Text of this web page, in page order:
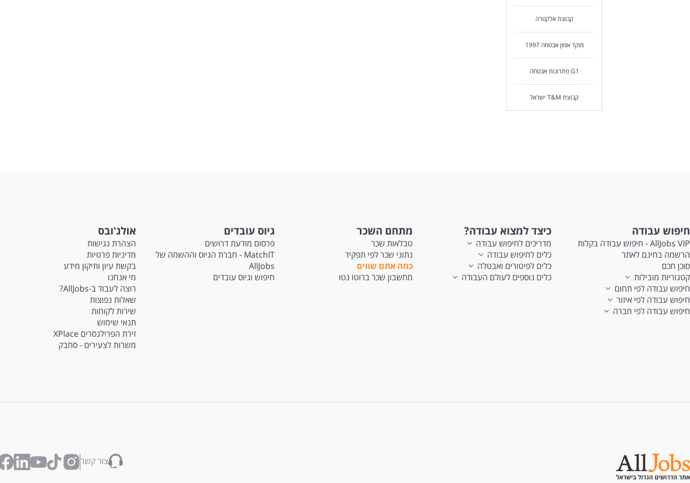
קבוצת אלקטרה
מוקד אמון אבטחה 1997
G1 פתרונות אבטחה
קבוצת T&M ישראל
חיפוש עבודה
AllJobs VIP - חיפוש עבודה בקלות
הרשמה בחינם לאתר
סוכן חכם
קטגוריות מובילות
חיפוש עבודה לפי תחום
חיפוש עבודה לפי איזור
חיפוש עבודה לפי חברה
כיצד למצוא עבודה?
מדריכים לחיפוש עבודה
כלים לחיפוש עבודה
כלים לפיטורים ואבטלה
כלים נוספים לעולם העבודה
מתחם השכר
טבלאות שכר
נתוני שכר לפי תפקיד
כמה אתם שווים
מחשבון שכר ברוטו נטו
גיוס עובדים
פרסום מודעת דרושים
MatchIT - חברת הגיוס וההשמה של
AllJobs
חיפוש וגיוס עובדים
אולג'ובס
הצהרת נגישות
מדיניות פרטיות
בקשת עיון ותיקון מידע
מי אנחנו
רוצה לעבוד ב-AllJobs?
שאלות נפוצות
שירות לקוחות
תנאי שימוש
זירת הפרילנסרים XPlace
משרות לצעירים - סחבק
צור קשר